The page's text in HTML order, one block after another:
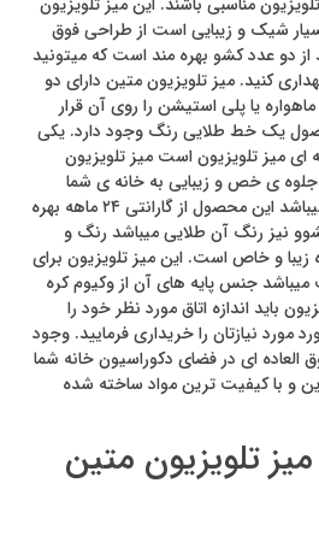
شیک و زیبایی است از طراحی فوق
از دو عدد کشو بهره مند است که میتونید
کنید. میز تلویزیون متین دارای دو
یا پلی استیشن را روی آن قرار
یک خط طلایی رنگ وجود دارد. یکی
ای میز تلویزیون است میز تلویزیون
جلوه ی خص و زیبایی به خانه ی شما
میدهد. از بهترین ام دی اق میباشد این محصول از گارانتی ۲۴ ماهه بهره
نیز رنگ آن طلایی میباشد رنگ و
زیبا و خاص است. این میز تلویزیون برای
تا اندازه ۶۵ مناسب میباشد جنس پایه های آن از وکیوم کره
باید اندازه اتاق مورد نظر خود را
مورد نیازتان را خریداری فرمایید. وجود
العاده ای در فضای دکوراسیون خانه شما
و با کیفیت ترین مواد ساخته شده
تلویزیون متین